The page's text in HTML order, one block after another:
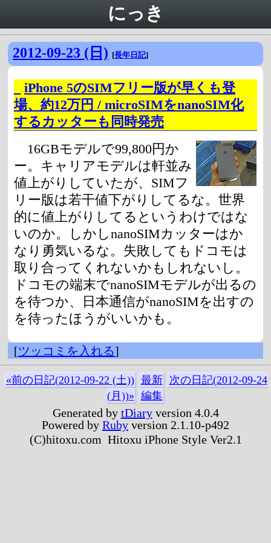
にっき
2012-09-23 (日) [長年日記]
iPhone 5のSIMフリー版が早くも登
場、約12万円 / microSIMをnanoSIM化
するカッターも同時発売
16GBモデルで99,800円か
ー。キャリアモデルは軒並み
値上がりしていたが、SIMフ
リー版は若干値下がりしてるな。世界
的に値上がりしてるというわけではな
いのか。しかしnanoSIMカッターはか
なり勇気いるな。失敗してもドコモは
取り合ってくれないかもしれないし。
ドコモの端末でnanoSIMモデルが出るの
を待つか、日本通信がnanoSIMを出すの
を待ったほうがいいかも。
[ツッコミを入れる]
«前の日記(2012-09-22 (土)) 最新
次の日記(2012-09-24
(月))» 編集
Generated by tDiaryversion 4.0.4
Powered by Ruby version 2.1.10-p492